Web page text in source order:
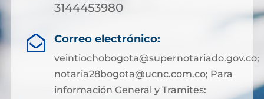
3144453980
 Correo electrónico:
veintiochobogota@supernotariado.gov.co;
notaria28bogota@ucnc.com.co; Para
información General y Tramites: